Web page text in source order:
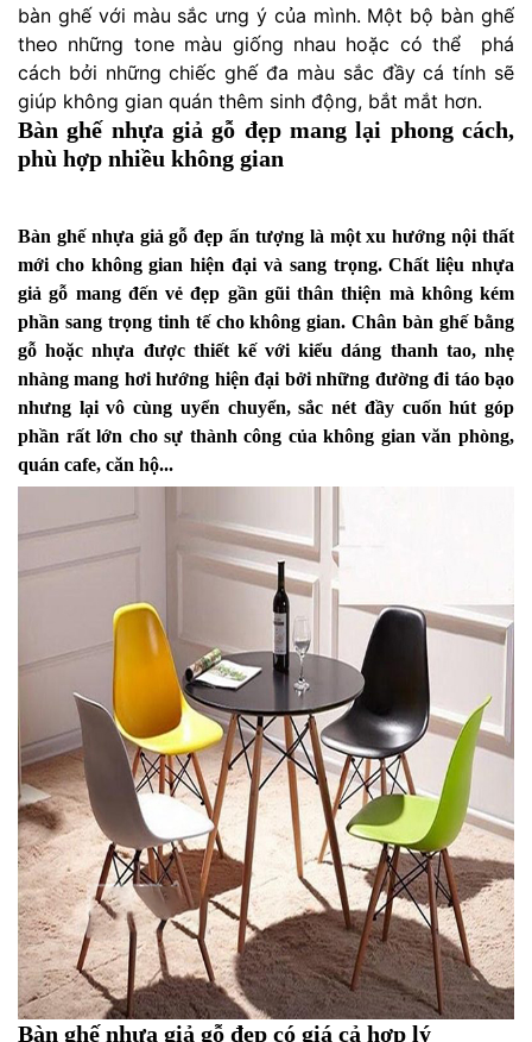
bàn ghế với màu sắc ưng ý của mình. Một bộ bàn ghế
theo những tone màu giống nhau hoặc có thể phá
cách bởi những chiếc ghế đa màu sắc đầy cá tính sẽ
giúp không gian quán thêm sinh động, bắt mắt hơn.
Bàn ghế nhựa giả gỗ đẹp mang lại phong cách,
phù hợp nhiều không gian
Bàn ghế nhựa giả gỗ đẹp ấn tượng là một xu hướng nội thất
mới cho không gian hiện đại và sang trọng. Chất liệu nhựa
giả gỗ mang đến vẻ đẹp gần gũi thân thiện mà không kém
phần sang trọng tinh tế cho không gian. Chân bàn ghế bằng
gỗ hoặc nhựa được thiết kế với kiểu dáng thanh tao, nhẹ
nhàng mang hơi hướng hiện đại bởi những đường đi táo bạo
nhưng lại vô cùng uyển chuyển, sắc nét đầy cuốn hút góp
phần rất lớn cho sự thành công của không gian văn phòng,
quán cafe, căn hộ...
Bàn ghế nhựa giả gỗ đẹp có giá cả hợp lý